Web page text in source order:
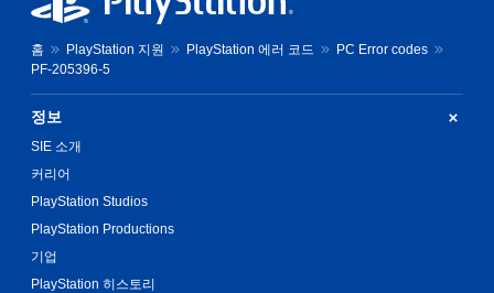
홈 PlayStation 지원 PlayStation 에러 코드
PC Error codes
PF-205396-5
정보
SIE 소개
커리어
PlayStation Studios
PlayStation Productions
기업
PlayStation 히스토리